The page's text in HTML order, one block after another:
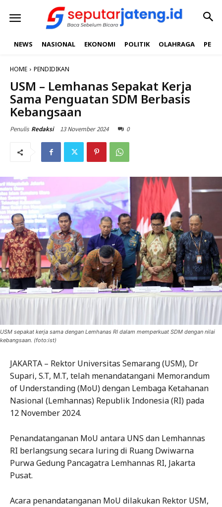
NEWS NASIONAL EKONOMI POLITIK OLAHRAGA
HOME PENDIDIKAN
USM – Lemhanas Sepakat Kerja
Sama Penguatan SDM Berbasis
Kebangsaan
Penulis Redaksi 13 November 2024 0
USM sepakat kerja sama dengan Lemhanas RI dalam memperkuat SDM dengan nilai
kebangsaan. (foto:ist)
JAKARTA – Rektor Universitas Semarang (USM), Dr
Supari, S.T, M.T, telah menandatangani Memorandum
of Understanding (MoU) dengan Lembaga Ketahanan
Nasional (Lemhannas) Republik Indonesia (RI) pada
12 November 2024.
Penandatanganan MoU antara UNS dan Lemhannas
RI berlangsung secara luring di Ruang Dwiwarna
Purwa Gedung Pancagatra Lemhannas RI, Jakarta
Pusat.
Acara penandatanganan MoU dilakukan Rektor USM,